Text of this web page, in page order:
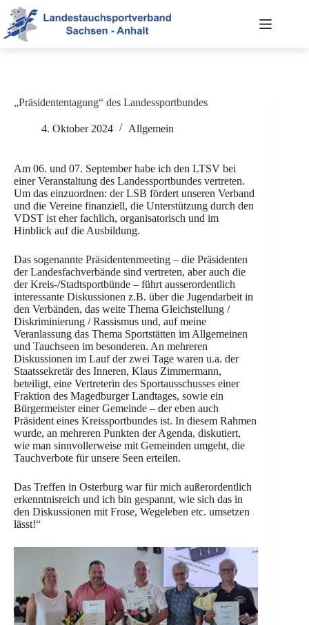
Zum
Inhalt
springen
„Präsidententagung“ des Landessportbundes
4. Oktober 2024 Allgemein
Am 06. und 07. September habe ich den LTSV bei
einer Veranstaltung des Landessportbundes vertreten.
Um das einzuordnen: der LSB fördert unseren Verband
und die Vereine finanziell, die Unterstützung durch den
VDST ist eher fachlich, organisatorisch und im
Hinblick auf die Ausbildung.
Das sogenannte Präsidentenmeeting – die Präsidenten
der Landesfachverbände sind vertreten, aber auch die
der Kreis-/Stadtsportbünde – führt ausserordentlich
interessante Diskussionen z.B. über die Jugendarbeit in
den Verbänden, das weite Thema Gleichstellung /
Diskriminierung / Rassismus und, auf meine
Veranlassung das Thema Sportstätten im Allgemeinen
und Tauchseen im besonderen. An mehreren
Diskussionen im Lauf der zwei Tage waren u.a. der
Staatssekretär des Inneren, Klaus Zimmermann,
beteiligt, eine Vertreterin des Sportausschusses einer
Fraktion des Magedburger Landtages, sowie ein
Bürgermeister einer Gemeinde – der eben auch
Präsident eines Kreissportbundes ist. In diesem Rahmen
wurde, an mehreren Punkten der Agenda, diskutiert,
wie man sinnvollerweise mit Gemeinden umgeht, die
Tauchverbote für unsere Seen erteilen.
Das Treffen in Osterburg war für mich außerordentlich
erkenntnisreich und ich bin gespannt, wie sich das in
den Diskussionen mit Frose, Wegeleben etc. umsetzen
lässt!“